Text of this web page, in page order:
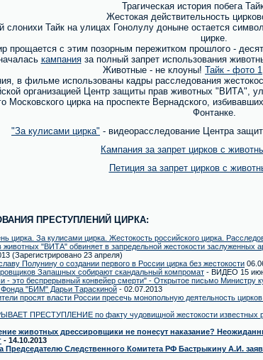
Трагическая история побега
Жестокая действительность
слонихи Тайк на улицах Гонолулу доныне остается
цирке.
прощается с этим позорным пережитком прошлого -
кампанияза полный запрет использования
Животные - не клоуны! Тайк - фото 1
в фильме использованы кадры расследования
организацией Центр защиты прав животных "ВИТА",
Московского цирка на проспекте Вернадского,
Фонтанке.
"За кулисами цирка" - видеорасследование Центра
Кампания за запрет цирков с
Петиция за запрет цирков с
ПРЕСТУПЛЕНИЙ ЦИРКА:
цирка. За кулисами цирка. Жестокость российского цирка.
"ВИТА" обвиняет в запредельной жестокости заслуженных
(Зарегистрировано 23 апреля)
Полунину о создании первого в России цирка без жестокости
Запашных собирают скандальный компромат - ВИДЕО 15
- это беспрерывный конвейер смерти" - Открытое письмо Министру
Фонда "БИМ" Дарьи Тараскиной - 02.07.2013
просят власти России пресечь монопольную деятельность
ПРЕСТУПЛЕНИЕ по факту чудовищной жестокости известных
животных дрессировщики не понесут наказание?
- 14.10.2013
Следственного Комитета РФ Бастрыкину А.И.